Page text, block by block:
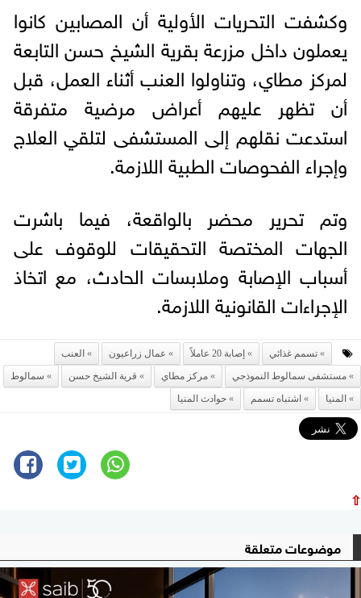
وكشفت التحريات الأولية أن المصابين كانوا
يعملون داخل مزرعة بقرية الشيخ حسن التابعة
لمركز مطاي، وتناولوا العنب أثناء العمل، قبل
أن تظهر عليهم أعراض مرضية متفرقة
استدعت نقلهم إلى المستشفى لتلقي العلاج
وإجراء الفحوصات الطبية اللازمة.
وتم تحرير محضر بالواقعة، فيما باشرت
الجهات المختصة التحقيقات للوقوف على
أسباب الإصابة وملابسات الحادث، مع اتخاذ
الإجراءات القانونية اللازمة.
تسمم غذائي إصابة 20 عاملاً عمال زراعيون
العنب
مستشفى سمالوط النموذجي
مركز مطاي قرية الشيخ حسن
سمالوط
المنيا
اشتباه تسمم حوادث المنيا
⇧
موضوعات متعلقة